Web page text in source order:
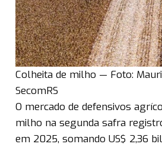
Colheita de milho — Foto:
SecomRS
O mercado de defensivos
milho na segunda safra
em 2025, somando US$ 2,36